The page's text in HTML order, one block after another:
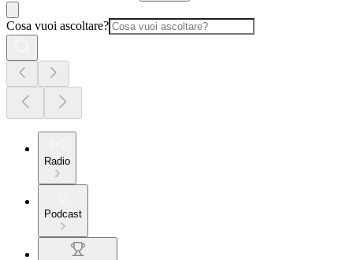
Cosa vuoi ascoltare?
Radio
Podcast